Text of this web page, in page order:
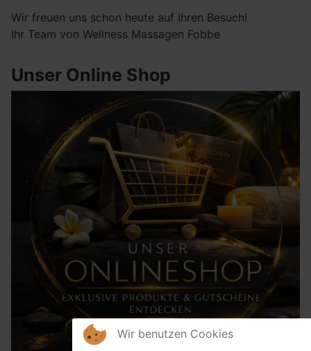
Wir freuen uns schon heute auf Ihren Besuch!
Ihr Team von Wellness Massagen Fobbe
Unser Online Shop
Wir benutzen Cookies